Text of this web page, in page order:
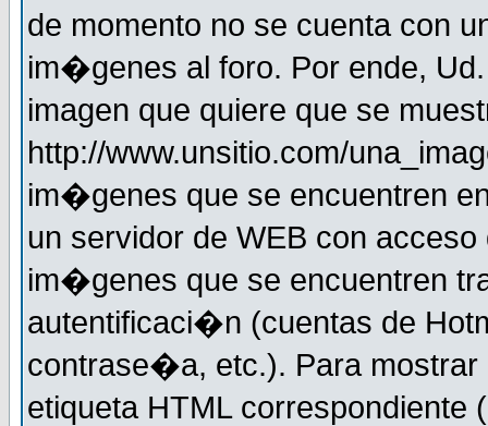
de momento no se cuenta con
im�genes al foro. Por ende,
imagen que quiere que se
http://www.unsitio.com/
im�genes que se encuentren
un servidor de WEB con
im�genes que se encuentren
autentificaci�n (cuentas de
contrase�a, etc.). Para mostrar
etiqueta HTML correspondiente